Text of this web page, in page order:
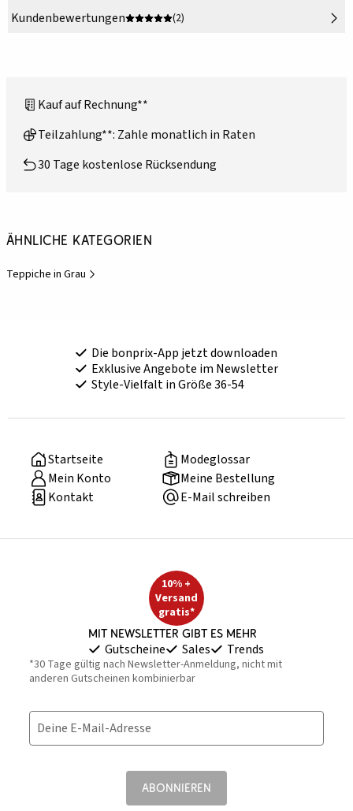
Kundenbewertungen
(2)
Kauf auf Rechnung**
Teilzahlung**: Zahle monatlich in Raten
30 Tage kostenlose Rücksendung
Ähnliche Kategorien
Teppiche in Grau
Die bonprix-App jetzt downloaden
Exklusive Angebote im Newsletter
Style-Vielfalt in Größe 36-54
Startseite
Modeglossar
Mein Konto
Meine Bestellung
Kontakt
E-Mail schreiben
10% +
Versand
gratis*
Mit Newsletter gibt es mehr
Gutscheine Sales Trends
*30 Tage gültig nach Newsletter-Anmeldung, nicht mit
anderen Gutscheinen kombinierbar
Deine E-Mail-Adresse
ABONNIEREN